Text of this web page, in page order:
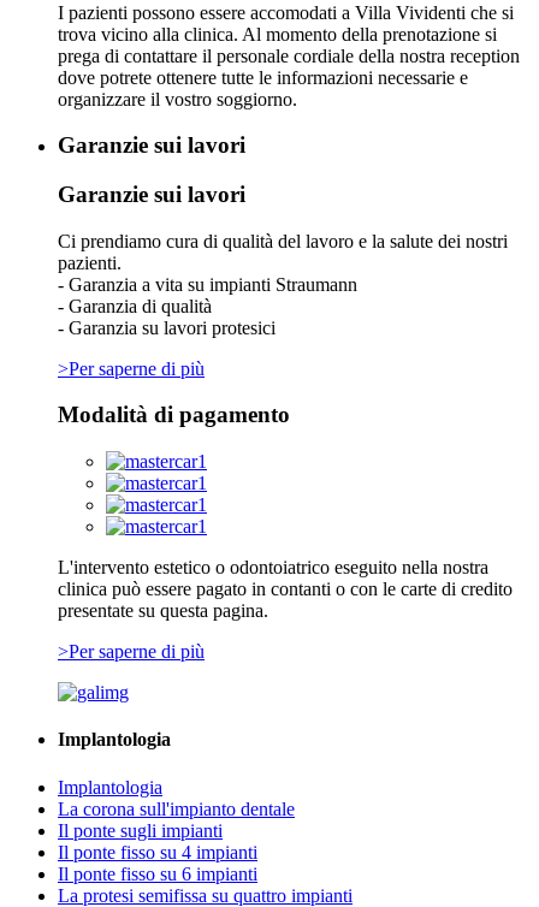
I pazienti possono essere accomodati a Villa Vividenti che si
trova vicino alla clinica. Al momento della prenotazione si
prega di contattare il personale cordiale della nostra reception
dove potrete ottenere tutte le informazioni necessarie e
organizzare il vostro soggiorno.
Garanzie sui lavori
Garanzie sui lavori
Ci prendiamo cura di qualità del lavoro e la salute dei nostri
pazienti.
- Garanzia a vita su impianti Straumann
- Garanzia di qualità
- Garanzia su lavori protesici
>Per saperne di più
Modalità di pagamento
L'intervento estetico o odontoiatrico eseguito nella nostra
clinica può essere pagato in contanti o con le carte di credito
presentate su questa pagina.
>Per saperne di più
Implantologia
Implantologia
La corona sull'impianto dentale
Il ponte sugli impianti
Il ponte fisso su 4 impianti
Il ponte fisso su 6 impianti
La protesi semifissa su quattro impianti